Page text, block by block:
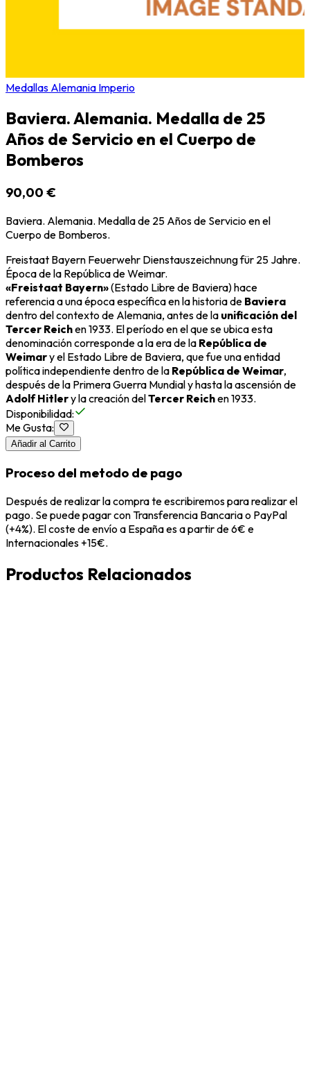
Medallas Alemania Imperio
Baviera. Alemania. Medalla de 25
Años de Servicio en el Cuerpo de
Bomberos
90,00 €
Baviera. Alemania. Medalla de 25 Años de Servicio en el
Cuerpo de Bomberos.
Freistaat Bayern Feuerwehr Dienstauszeichnung für 25 Jahre.
Época de la República de Weimar.
«Freistaat Bayern»(Estado Libre de Baviera) hace
referencia a una época específica en la historia de Baviera
dentro del contexto de Alemania, antes de la unificación del
Tercer Reichen 1933. El período en el que se ubica esta
denominación corresponde a la era de la República de
Weimary el Estado Libre de Baviera, que fue una entidad
política independiente dentro de la República de Weimar,
después de la Primera Guerra Mundial y hasta la ascensión de
Adolf Hitlery la creación delTercer Reichen 1933.
Disponibilidad:
Me Gusta:
Añadir al Carrito
Proceso del metodo de pago
Después de realizar la compra te escribiremos para realizar el
pago. Se puede pagar con Transferencia Bancaria o PayPal
(+4%). El coste de envío a España es a partir de 6€ e
Internacionales +15€.
Productos Relacionados